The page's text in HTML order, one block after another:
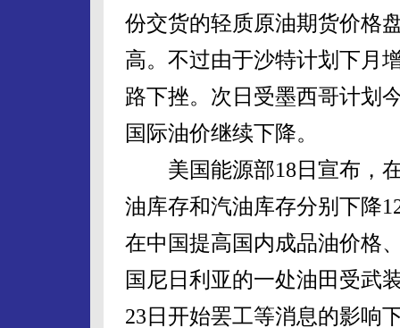
份交货的轻质原油期货价格
高。不过由于沙特计划下月
路下挫。次日受墨西哥计划
国际油价继续下降。
美国能源部18日宣布，在
油库存和汽油库存分别下降
在中国提高国内成品油价格
国尼日利亚的一处油田受武
23日开始罢工等消息的影响